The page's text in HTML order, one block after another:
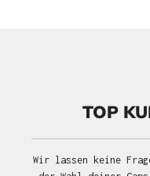
TOP
Wir lassen keine